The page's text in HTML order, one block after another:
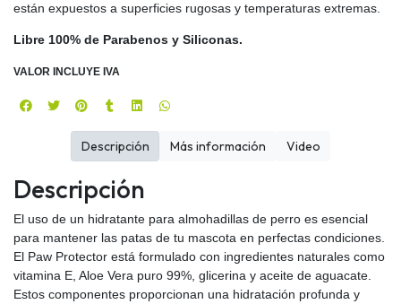
están expuestos a superficies rugosas y temperaturas extremas.
Libre 100% de Parabenos y Siliconas.
VALOR INCLUYE IVA
Descripción
El uso de un hidratante para almohadillas de perro es esencial
para mantener las patas de tu mascota en perfectas condiciones.
El Paw Protector está formulado con ingredientes naturales como
vitamina E, Aloe Vera puro 99%, glicerina y aceite de aguacate.
Estos componentes proporcionan una hidratación profunda y
Descripción Más información Video